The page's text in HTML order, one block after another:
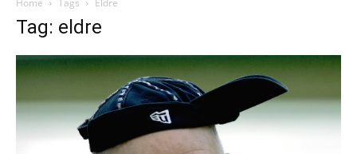
Home Tags Eldre
Tag: eldre